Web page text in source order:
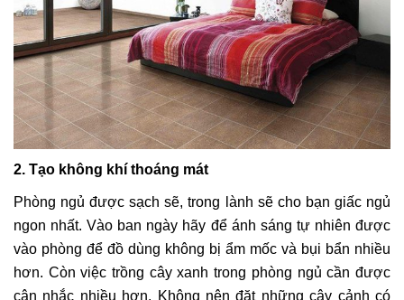
2. Tạo không khí thoáng mát
Phòng ngủ được sạch sẽ, trong lành sẽ cho bạn giấc ngủ
ngon nhất. Vào ban ngày hãy để ánh sáng tự nhiên được
vào phòng để đồ dùng không bị ẩm mốc và bụi bẩn nhiều
hơn. Còn việc trồng cây xanh trong phòng ngủ cần được
cân nhắc nhiều hơn. Không nên đặt những cây cảnh có